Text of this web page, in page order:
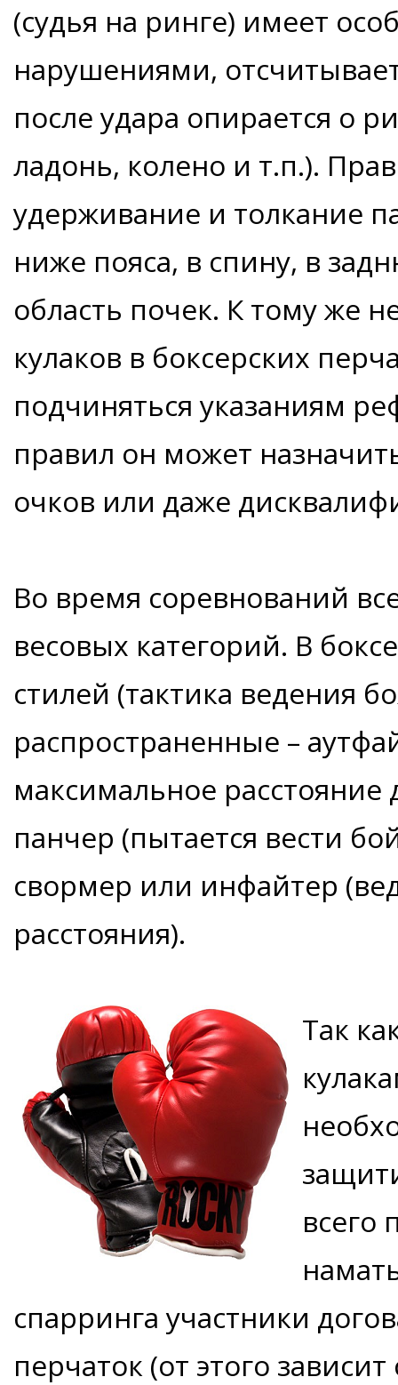
(судья на ринге) имеет
нарушениями,
после удара опирается о
ладонь, колено и т.п.).
удерживание и толкание
ниже пояса, в спину, в
область почек. К тому же
кулаков в боксерских
подчиняться указаниям
правил он может
очков или даже
Во время соревнований
весовых категорий. В
стилей (тактика ведения
распространенные –
максимальное расстояние
панчер (пытается вести
свормер или инфайтер
расстояния).
Так
всего
спарринга участники
перчаток (от этого